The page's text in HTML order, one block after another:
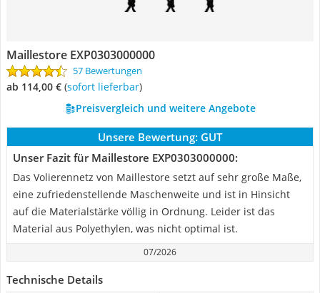
Maillestore EXP0303000000
57 Bewertungen
ab 114,00 € ( Sofort lieferbar)
Preisvergleich und weitere Angebote
Unsere Bewertung: GUT
Unser Fazit für Maillestore EXP0303000000:
Das Volierennetz von Maillestore setzt auf sehr große Maße,
eine zufriedenstellende Maschenweite und ist in Hinsicht
auf die Materialstärke völlig in Ordnung. Leider ist das
Material aus Polyethylen, was nicht optimal ist.
07/2026
Technische Details